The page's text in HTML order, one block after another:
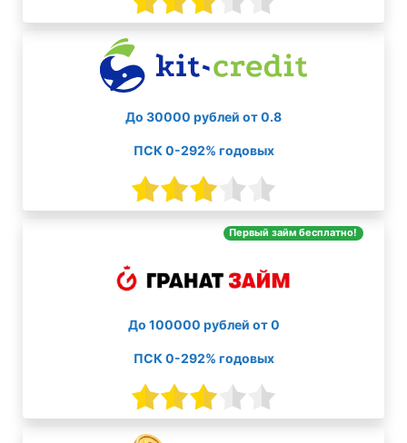
До 30000 рублей от 0.8
ПСК 0-292% годовых
Первый займ бесплатно!
До 100000 рублей от 0
ПСК 0-292% годовых